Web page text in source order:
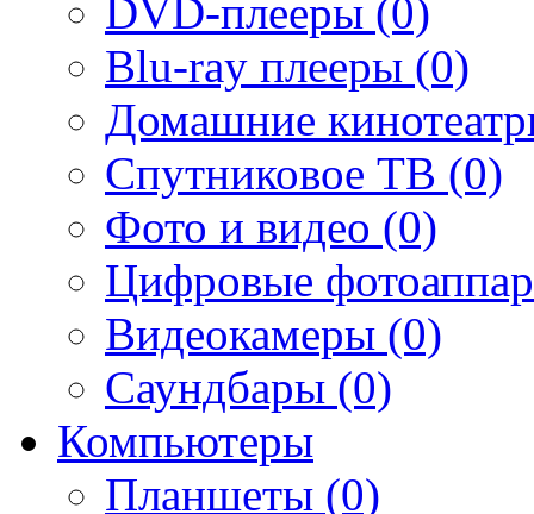
DVD-плееры (0)
Blu-ray плееры (0)
Домашние
Спутниковое ТВ (0)
Фото и видео (0)
Цифровые
Видеокамеры (0)
Саундбары (0)
Компьютеры
Планшеты (0)